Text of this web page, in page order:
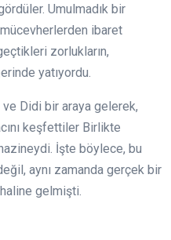
Umulmadık bir
ibaret
zorlukların,
yatıyordu.
Didi bir araya gelerek,
keşfettiler Birlikte
İşte böylece, bu
aynı zamanda gerçek bir
gelmişti.